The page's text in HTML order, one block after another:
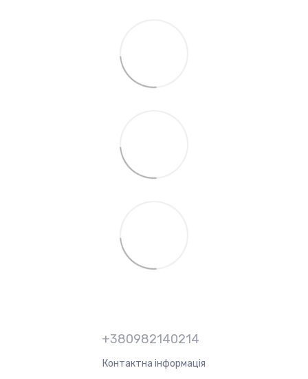
+380982140214
Контактна інформація